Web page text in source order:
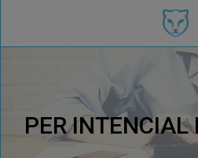
PER INTENCIAL